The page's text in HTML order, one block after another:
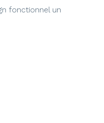
fonctionnel un